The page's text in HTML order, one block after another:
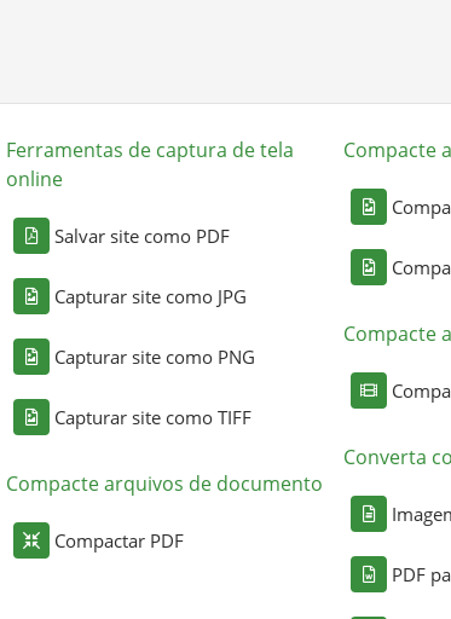
Ferramentas de captura de tela
online
Salvar site como PDF
Capturar site como JPG
Capturar site como PNG
Capturar site como TIFF
Compacte arquivos de documento
Compactar PDF
Compacte
Compacte
Converta
PDF